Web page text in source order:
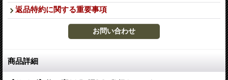
返品特約に関する重要事項
商品詳細